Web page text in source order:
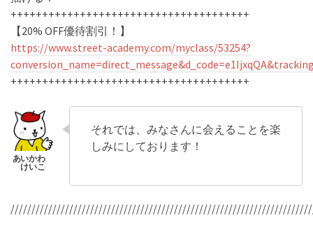
++++++++++++++++++++++++++++++++++++++
【20% OFF優待割引！】
https://www.street-academy.com/myclass/53254?
++++++++++++++++++++++++++++++++++++++
それでは、みなさんに会えることを楽
しみにしております！